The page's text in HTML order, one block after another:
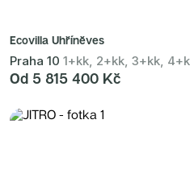
Ecovilla Uhříněves
Praha 10 1+kk, 2+kk, 3+kk,
Od 5 815 400 Kč